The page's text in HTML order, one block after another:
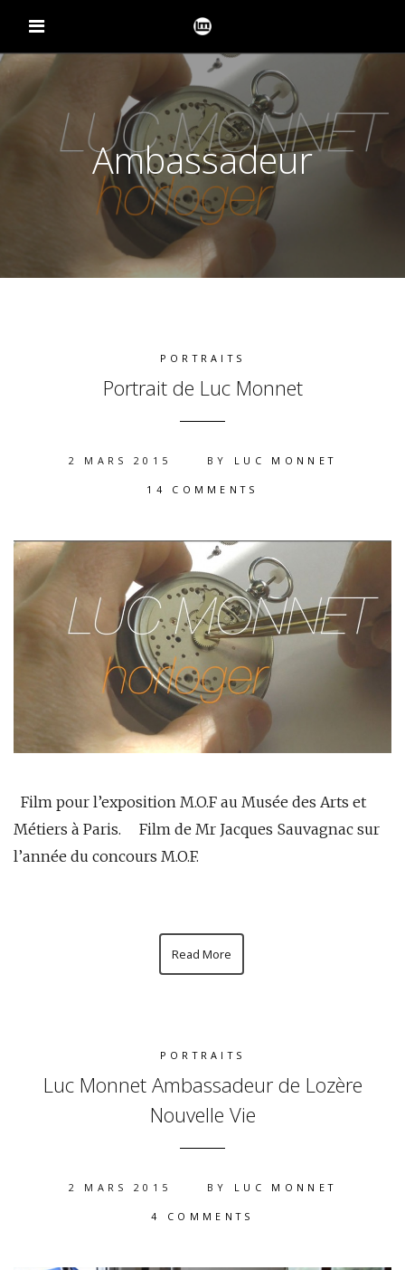
Ambassadeur
PORTRAITS
Portrait de Luc Monnet
2 MARS 2015 BY LUC MONNET
14 COMMENTS
Film pour l’exposition M.O.F au Musée des Arts et
Métiers à Paris. Film de Mr Jacques Sauvagnac sur
l’année du concours M.O.F.
Read More
PORTRAITS
Luc Monnet Ambassadeur de Lozère
Nouvelle Vie
2 MARS 2015 BY LUC MONNET
4 COMMENTS